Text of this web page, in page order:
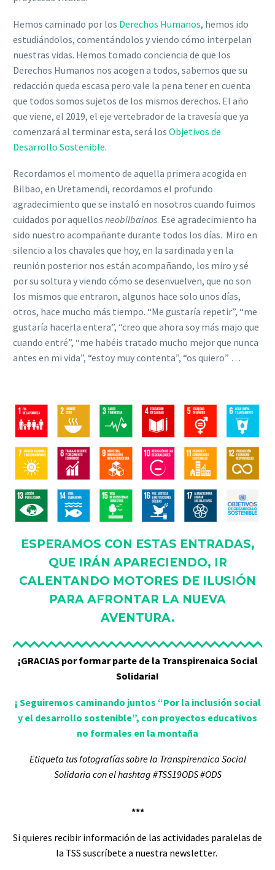
Hemos caminado por los Derechos Humanos, hemos ido
estudiándolos, comentándolos y viendo cómo interpelan
nuestras vidas. Hemos tomado conciencia de que los
Derechos Humanos nos acogen a todos, sabemos que su
redacción queda escasa pero vale la pena tener en cuenta
que todos somos sujetos de los mismos derechos. El año
que viene, el 2019, el eje vertebrador de la travesía que ya
comenzará al terminar esta, será los Objetivos de
Desarrollo Sostenible.
Recordamos el momento de aquella primera acogida en
Bilbao, en Uretamendi, recordamos el profundo
agradecimiento que se instaló en nosotros cuando fuimos
cuidados por aquellos neobilbainos. Ese agradecimiento ha
sido nuestro acompañante durante todos los días. Miro en
silencio a los chavales que hoy, en la sardinada y en la
reunión posterior nos están acompañando, los miro y sé
por su soltura y viendo cómo se desenvuelven, que no son
los mismos que entraron, algunos hace solo unos días,
otros, hace mucho más tiempo. “Me gustaría repetir”, “me
gustaría hacerla entera”, “creo que ahora soy más majo que
cuando entré”, “me habéis tratado mucho mejor que nunca
antes en mi vida”, “estoy muy contenta”, “os quiero” …
ESPERAMOS CON ESTAS ENTRADAS,
QUE IRÁN APARECIENDO, IR
CALENTANDO MOTORES DE ILUSIÓN
PARA AFRONTAR LA NUEVA
AVENTURA.
¡GRACIAS por formar parte de la Transpirenaica Social
Solidaria!
¡ Seguiremos caminando juntos “Por la inclusión social
y el desarrollo sostenible”, con proyectos educativos
no formales en la montaña
Etiqueta tus fotografías sobre la Transpirenaica Social
Solidaria con el hashtag #TSS19ODS #ODS
***
Si quieres recibir información de las actividades paralelas de
la TSS suscríbete a nuestra newsletter.